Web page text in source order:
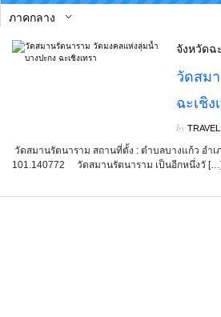
ภาคกลาง
จังหวัดฉ
วัดสม
ฉะเชิง
by
วัดสมานรัตนาราม สถานที่ตั้ง : ตำบลบางแก้ว อำเ
101.140772 วัดสมานรัตนาราม เป็นอีกหนึ่งวั […]